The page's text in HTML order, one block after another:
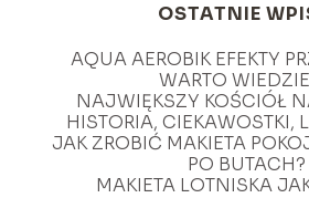
OSTATNIE
AQUA AEROBIK EFEKTY
WARTO
NAJWIĘKSZY KOŚCIÓŁ
HISTORIA, CIEKAWOSTKI,
JAK ZROBIĆ MAKIETA
PO BUTACH?
MAKIETA LOTNISKA